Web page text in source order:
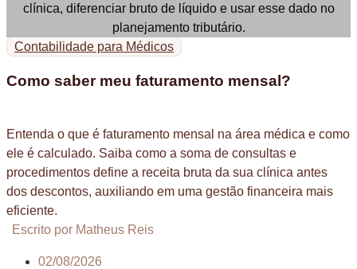
Contabilidade para Médicos
Como saber meu faturamento mensal?
Entenda o que é faturamento mensal na área médica e como
ele é calculado. Saiba como a soma de consultas e
procedimentos define a receita bruta da sua clínica antes
dos descontos, auxiliando em uma gestão financeira mais
eficiente.
Escrito por Matheus Reis
02/08/2026